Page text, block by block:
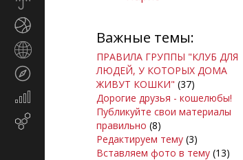
Экономика
маркетинг
Важные темы:
ПРАВИЛА ГРУППЫ "КЛУБ ДЛЯ
ЛЮДЕЙ, У КОТОРЫХ ДОМА
ЖИВУТ КОШКИ" (37)
Дорогие друзья - кошелюбы!
Публикуйте свои материалы
правильно (8)
Редактируем тему (3)
Вставляем фото в тему (13)